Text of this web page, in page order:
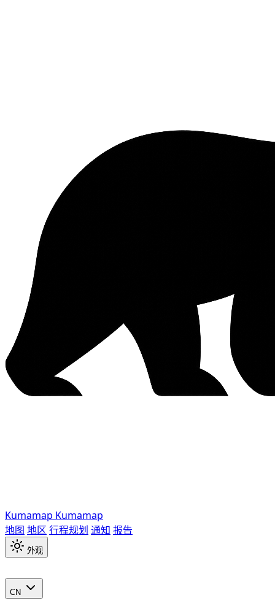
Kumamap Kumamap
地图 地区 行程规划 通知 报告
外观
CN